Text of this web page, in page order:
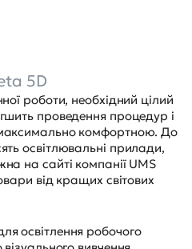
5D
роботи, необхідний цілий
проведення процедур і
комфортною. До
освітлювальні прилади,
на сайті компанії UMS
від кращих світових
освітлення робочого